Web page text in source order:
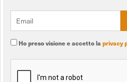
Ho preso visione e accetto la privacy